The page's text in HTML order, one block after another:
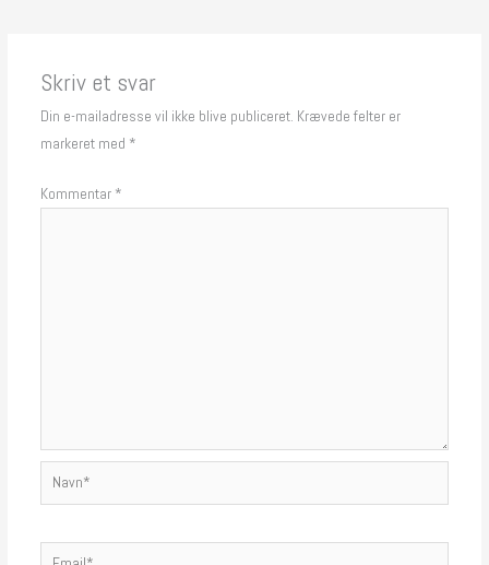
Skriv et svar
Din e-mailadresse vil ikke blive publiceret. Krævede felter er
markeret med *
Kommentar *
Navn*
Email*